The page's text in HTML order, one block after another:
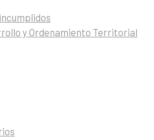
y Ordenamiento Territorial